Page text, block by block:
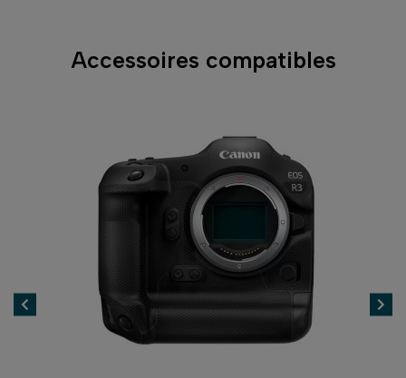
Accessoires compatibles